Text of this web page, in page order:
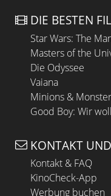
DIE BESTEN
Star Wars: The
Masters of the
Die Odyssee
Vaiana
Minions & Monster
Good Boy: Wir
KONTAKT
Kontakt & FAQ
KinoCheck-App
Werbung buchen